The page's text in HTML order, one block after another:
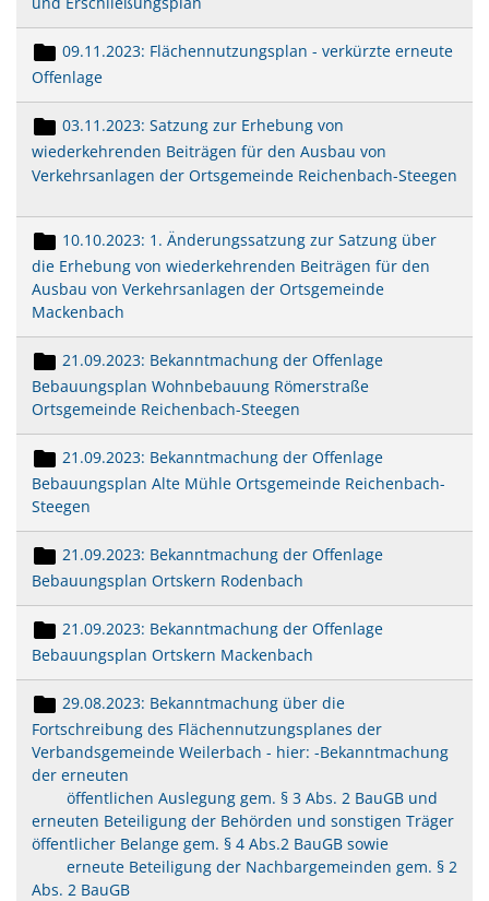
09.11.2023: Flächennutzungsplan - verkürzte erneute
Offenlage
03.11.2023: Satzung zur Erhebung von
wiederkehrenden Beiträgen für den Ausbau von
Verkehrsanlagen der Ortsgemeinde Reichenbach-Steegen
10.10.2023: 1. Änderungssatzung zur Satzung über
die Erhebung von wiederkehrenden Beiträgen für den
Ausbau von Verkehrsanlagen der Ortsgemeinde
Mackenbach
21.09.2023: Bekanntmachung der Offenlage
Bebauungsplan Wohnbebauung Römerstraße
Ortsgemeinde Reichenbach-Steegen
21.09.2023: Bekanntmachung der Offenlage
Bebauungsplan Alte Mühle Ortsgemeinde Reichenbach-
Steegen
21.09.2023: Bekanntmachung der Offenlage
Bebauungsplan Ortskern Rodenbach
21.09.2023: Bekanntmachung der Offenlage
Bebauungsplan Ortskern Mackenbach
29.08.2023: Bekanntmachung über die
Fortschreibung des Flächennutzungsplanes der
Verbandsgemeinde Weilerbach - hier: -Bekanntmachung
der erneuten
öffentlichen Auslegung gem. § 3 Abs. 2 BauGB und
erneuten Beteiligung der Behörden und sonstigen Träger
öffentlicher Belange gem. § 4 Abs.2 BauGB sowie
erneute Beteiligung der Nachbargemeinden gem. § 2
Abs. 2 BauGB